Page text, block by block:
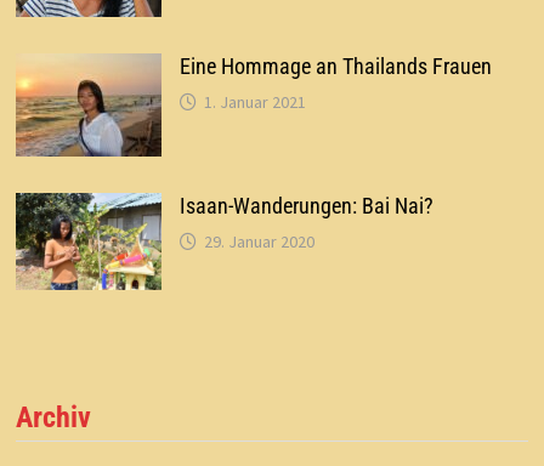
Eine Hommage an Thailands Frauen
1. Januar 2021
Isaan-Wanderungen: Bai Nai?
29. Januar 2020
Archiv